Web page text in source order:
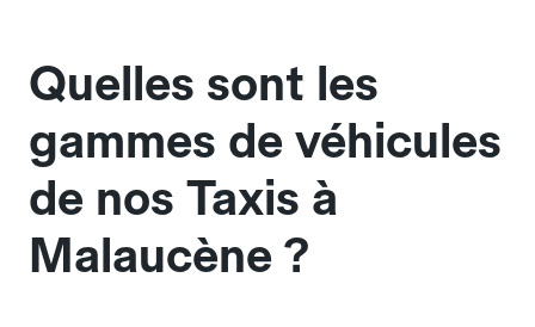
Quelles sont les
gammes de véhicules
de nos Taxis à
Malaucène ?